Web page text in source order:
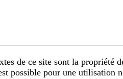
de ce site sont la propriété
possible pour une utilisation